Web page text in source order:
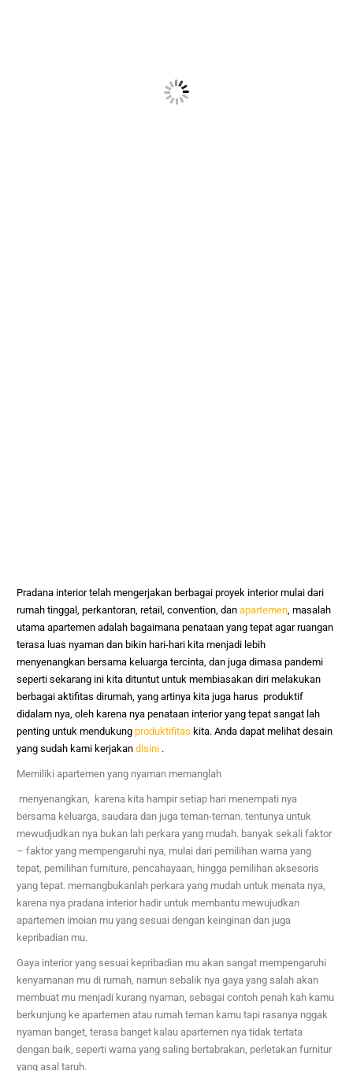
Pradana interior telah mengerjakan berbagai proyek interior mulai dari
rumah tinggal, perkantoran, retail, convention, danapartemen, masalah
utama apartemen adalah bagaimana penataan yang tepat agar ruangan
terasa luas nyaman dan bikin hari-hari kita menjadi lebih
menyenangkan bersama keluarga tercinta, dan juga dimasa pandemi
seperti sekarang ini kita dituntut untuk membiasakan diri melakukan
berbagai aktifitas dirumah, yang artinya kita juga harus produktif
didalam nya, oleh karena nya penataan interior yang tepat sangat lah
penting untuk mendukungproduktifitas kita. Anda dapat melihat desain
yang sudah kami kerjakandisini .
Memiliki apartemen yang nyaman memanglah
menyenangkan, karena kita hampir setiap hari menempati nya
bersama keluarga, saudara dan juga teman-teman. tentunya untuk
mewudjudkan nya bukan lah perkara yang mudah. banyak sekali faktor
– faktor yang mempengaruhi nya, mulai dari pemilihan warna yang
tepat, pemilihan furniture, pencahayaan, hingga pemilihan aksesoris
yang tepat. memangbukanlah perkara yang mudah untuk menata nya,
karena nya pradana interior hadir untuk membantu mewujudkan
apartemen imoian mu yang sesuai dengan keinginan dan juga
kepribadian mu.
Gaya interior yang sesuai kepribadian mu akan sangat mempengaruhi
kenyamanan mu di rumah, namun sebalik nya gaya yang salah akan
membuat mu menjadi kurang nyaman, sebagai contoh penah kah kamu
berkunjung ke apartemen atau rumah teman kamu tapi rasanya nggak
nyaman banget, terasa banget kalau apartemen nya tidak tertata
dengan baik, seperti warna yang saling bertabrakan, perletakan furnitur
yang asal taruh.